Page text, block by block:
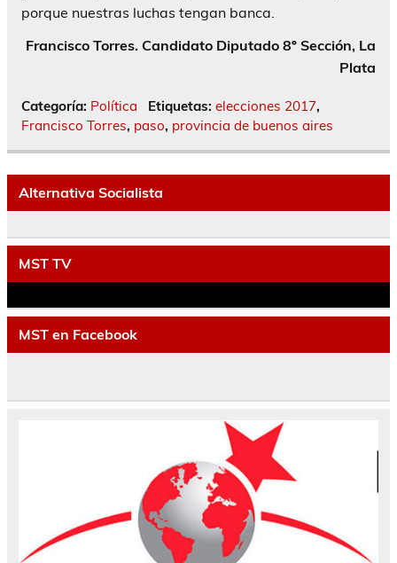
porque nuestras luchas tengan banca.
Francisco Torres. Candidato Diputado 8º Sección, La
Plata
Categoría: Política Etiquetas: elecciones 2017,
Francisco Torres, paso, provincia de buenos aires
Alternativa Socialista
MST TV
MST en Facebook